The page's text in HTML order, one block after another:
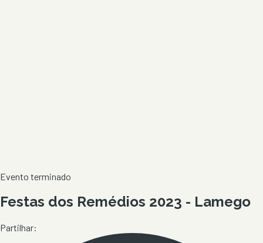
Evento terminado
Festas dos Remédios 2023 - Lamego
Partilhar: